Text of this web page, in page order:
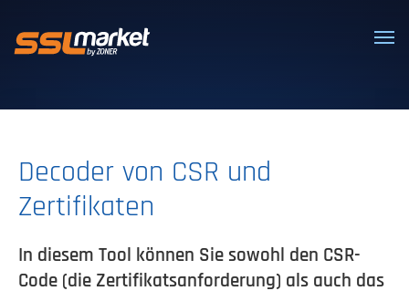
Vertrauenswürdige SSL/TLS-
Decoder von CSR und
Zertifikaten
In diesem Tool können Sie sowohl den CSR-
Code (die Zertifikatsanforderung) als auch das